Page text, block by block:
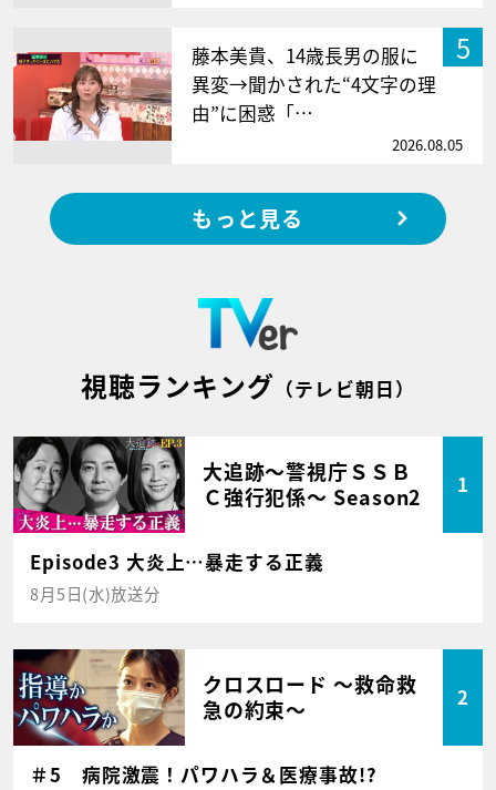
5
藤本美貴、14歳長男の服に
異変→聞かされた“4文字の理
由”に困惑「…
2026.08.05
もっと見る
視聴ランキング （テレビ朝日）
大追跡～警視庁ＳＳＢ
Ｃ強行犯係～ Season2
1
Episode3 大炎上…暴走する正義
8月5日(水)放送分
クロスロード ～救命救
急の約束～
2
＃5 病院激震！パワハラ＆医療事故!?